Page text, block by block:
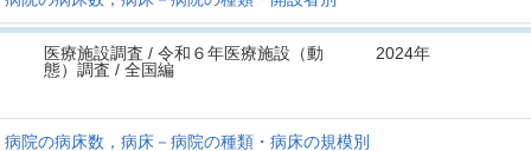
医療施設調査 / 令和６年医療施設（動
態）調査 / 全国編
2024年
院の病床数，病床－病院の種類・病床の規模別